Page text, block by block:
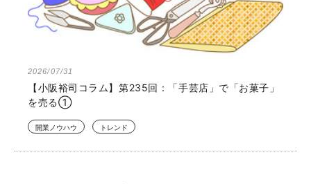
2026/07/31
【小阪裕司コラム】第235回：「手芸店」で「お菓子」
を売る①
開業ノウハウ トレンド